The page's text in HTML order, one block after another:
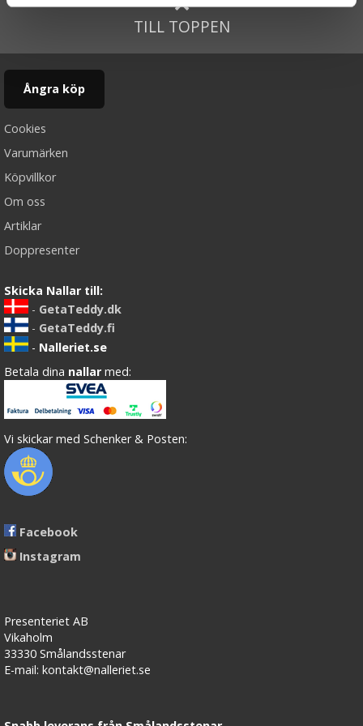
TILL TOPPEN
Ångra köp
Cookies
Varumärken
Köpvillkor
Om oss
Artiklar
Doppresenter
Skicka Nallar till:
- GetaTeddy.dk
- GetaTeddy.fi
- Nalleriet.se
Betala dina nallar med:
Vi skickar med Schenker & Posten:
Facebook
Instagram
Presenteriet AB
Vikaholm
33330 Smålandsstenar
E-mail: kontakt@nalleriet.se